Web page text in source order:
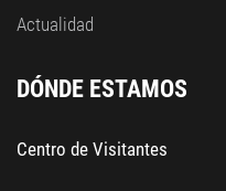
Actualidad
DÓNDE ESTAMOS
Centro de Visitantes